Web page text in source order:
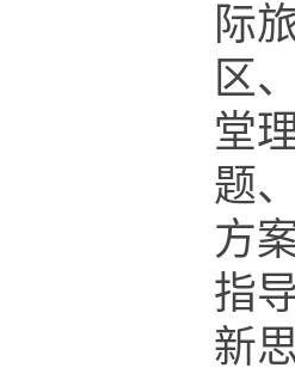
际
区
堂
题
方
指
新